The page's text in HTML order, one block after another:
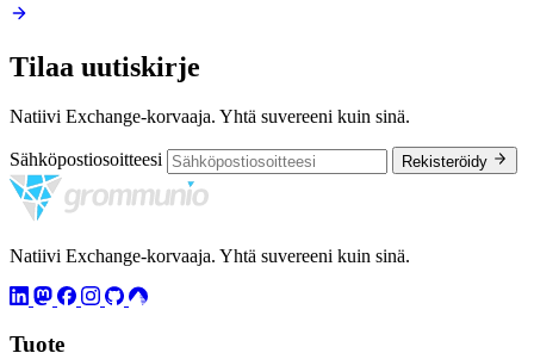
Tilaa uutiskirje
Natiivi Exchange-korvaaja. Yhtä suvereeni kuin sinä.
Sähköpostiosoitteesi Rekisteröidy
Natiivi Exchange-korvaaja. Yhtä suvereeni kuin sinä.
Tuote